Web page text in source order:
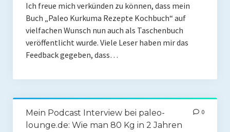
Paleo Gehirn-Pflege
Paleo Fitness
Freeletics
Coaching
Coaching
Ich freue mich verkünden zu können, dass mein
Buch „Paleo Kurkuma Rezepte Kochbuch“ auf
vielfachen Wunsch nun auch als Taschenbuch
veröffentlicht wurde. Viele Leser haben mir das
Feedback gegeben, dass…
Mein Podcast Interview bei paleo-
lounge.de: Wie man 80 Kg in 2 Jahren
0